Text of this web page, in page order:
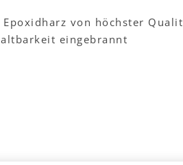
Epoxidharz von höchster
eingebrannt